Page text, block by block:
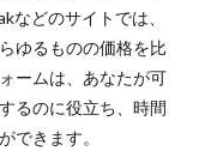
などのサイトでは、
ゆるものの価格を比
ームは、あなたが可
るのに役立ち、時間
できます。